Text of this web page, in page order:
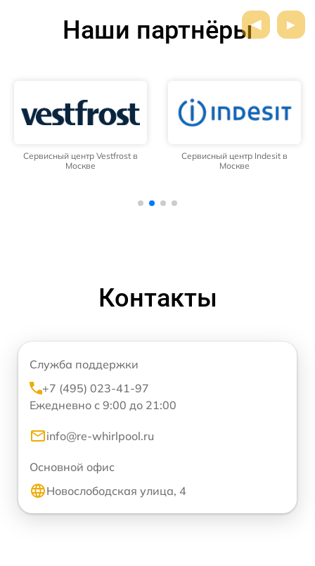
Наши партнёры
Сервисный центр Vestfrost в
Москве
Сервисный центр Indesit в
Москве
Контакты
Служба поддержки
+7 (495) 023-41-97
Ежедневно с 9:00 до 21:00
info@re-whirlpool.ru
Основной офис
Новослободская улица, 4